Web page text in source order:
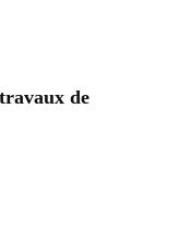
de